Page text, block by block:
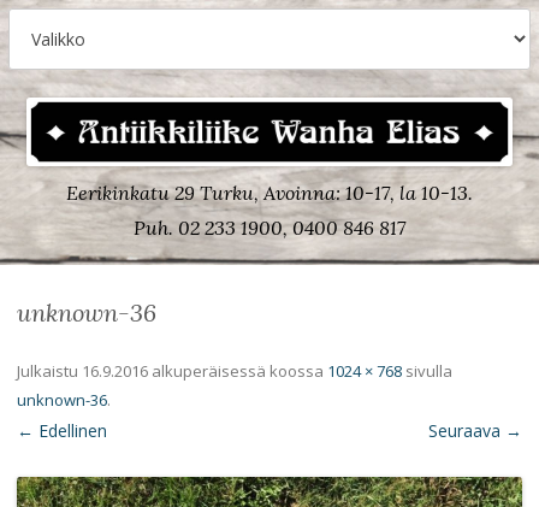
Eerikinkatu 29 Turku, Avoinna: 10-17, la 10-13.
Puh. 02 233 1900, 0400 846 817
unknown-36
Julkaistu 16.9.2016 alkuperäisessä koossa 1024 × 768 sivulla
unknown-36.
← Edellinen Seuraava →